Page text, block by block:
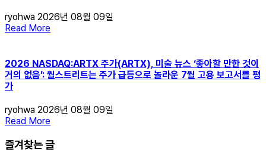
ryohwa 2026년 08월 09일
Read More
2026 NASDAQ:ARTX 주가(ARTX), 미술 뉴스 ‘좋아할 만한 것이
거의 없음’: 월스트리트는 주가 급등으로 놀라운 7월 고용 보고서를 평
가
ryohwa 2026년 08월 09일
Read More
즐겨찾는 글